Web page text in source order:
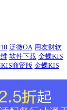
泛微OA 用友财软
软件下载 金蝶KIS
商贸版 金蝶KIS